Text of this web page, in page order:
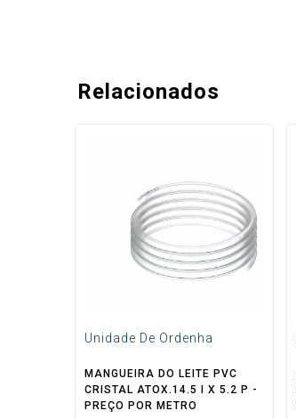
Relacionados
Unidade De Ordenha
MANGUEIRA DO LEITE PVC
CRISTAL ATOX.14.5 I X 5.2 P -
PREÇO POR METRO